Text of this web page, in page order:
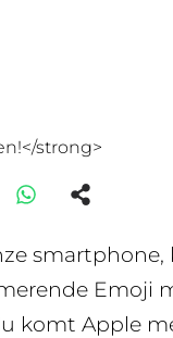
strong>
Emoji
komt Apple